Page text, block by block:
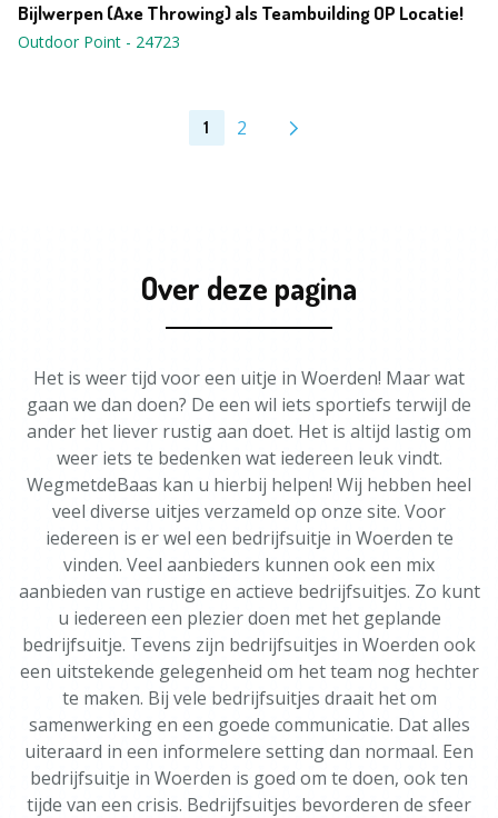
Bijlwerpen (Axe Throwing) als Teambuilding OP Locatie!
Outdoor Point - 24723
1 2
Over deze pagina
Het is weer tijd voor een uitje in Woerden! Maar wat
gaan we dan doen? De een wil iets sportiefs terwijl de
ander het liever rustig aan doet. Het is altijd lastig om
weer iets te bedenken wat iedereen leuk vindt.
WegmetdeBaas kan u hierbij helpen! Wij hebben heel
veel diverse uitjes verzameld op onze site. Voor
iedereen is er wel een bedrijfsuitje in Woerden te
vinden. Veel aanbieders kunnen ook een mix
aanbieden van rustige en actieve bedrijfsuitjes. Zo kunt
u iedereen een plezier doen met het geplande
bedrijfsuitje. Tevens zijn bedrijfsuitjes in Woerden ook
een uitstekende gelegenheid om het team nog hechter
te maken. Bij vele bedrijfsuitjes draait het om
samenwerking en een goede communicatie. Dat alles
uiteraard in een informelere setting dan normaal. Een
bedrijfsuitje in Woerden is goed om te doen, ook ten
tijde van een crisis. Bedrijfsuitjes bevorderen de sfeer